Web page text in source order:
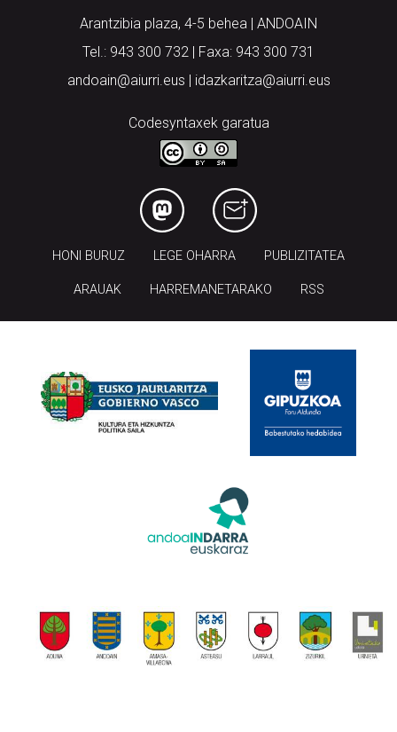
Arantzibia plaza, 4-5 behea | ANDOAIN
Tel.: 943 300 732 | Faxa: 943 300 731
andoain@aiurri.eus | idazkaritza@aiurri.eus
Codesyntaxek garatua
HONI BURUZ LEGE OHARRA PUBLIZITATEA
ARAUAK HARREMANETARAKO RSS